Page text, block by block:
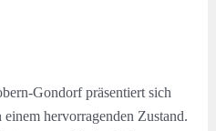
Gondorf präsentiert sich
hervorragenden Zustand.